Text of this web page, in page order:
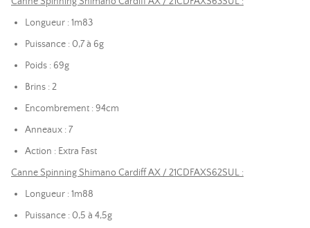
Longueur : 1m83
Puissance : 0,7 à 6g
Poids : 69g
Brins : 2
Encombrement : 94cm
Anneaux : 7
Action : Extra Fast
Canne Spinning Shimano Cardiff AX / 21CDFAXS62SUL :
Longueur : 1m88
Puissance : 0,5 à 4,5g